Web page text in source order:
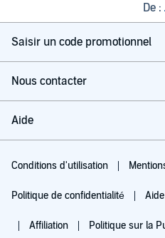
De :
Saisir un code promotionnel
Nous contacter
Aide
Conditions d'utilisation
Politique de confidentialité Aide
Affiliation Politique sur la